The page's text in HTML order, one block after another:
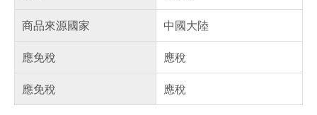
商品來源國家
中國大陸
應免稅
應稅
應免稅
應稅